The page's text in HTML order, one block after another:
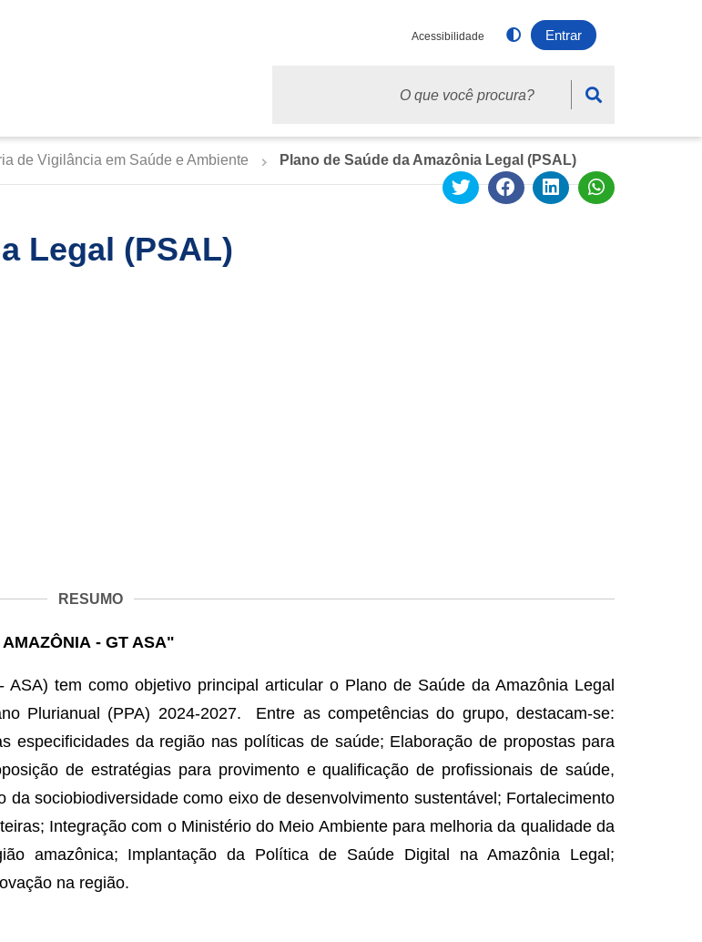
Acessibilidade Entrar
de Vigilância em Saúde e Ambiente Plano de Saúde da Amazônia Legal (PSAL)
Legal (PSAL)
RESUMO
- GT ASA"
tem como objetivo principal articular o Plano de Saúde da Amazônia Legal
Plurianual (PPA) 2024-2027. Entre as competências do grupo, destacam-se:
especificidades da região nas políticas de saúde; Elaboração de propostas para
de estratégias para provimento e qualificação de profissionais de saúde,
sociobiodiversidade como eixo de desenvolvimento sustentável; Fortalecimento
Integração com o Ministério do Meio Ambiente para melhoria da qualidade da
amazônica; Implantação da Política de Saúde Digital na Amazônia Legal;
na região.